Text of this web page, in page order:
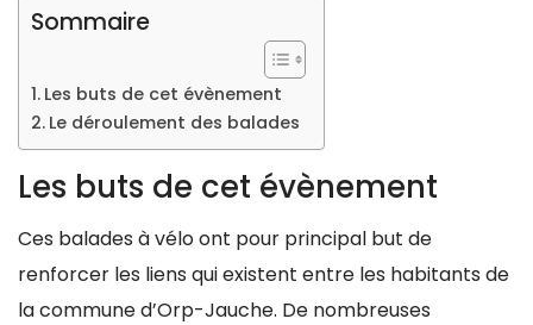
Sommaire
Les buts de cet évènement
Le déroulement des balades
Les buts de cet évènement
Ces balades à vélo ont pour principal but de
renforcer les liens qui existent entre les habitants de
la commune d’Orp-Jauche. De nombreuses